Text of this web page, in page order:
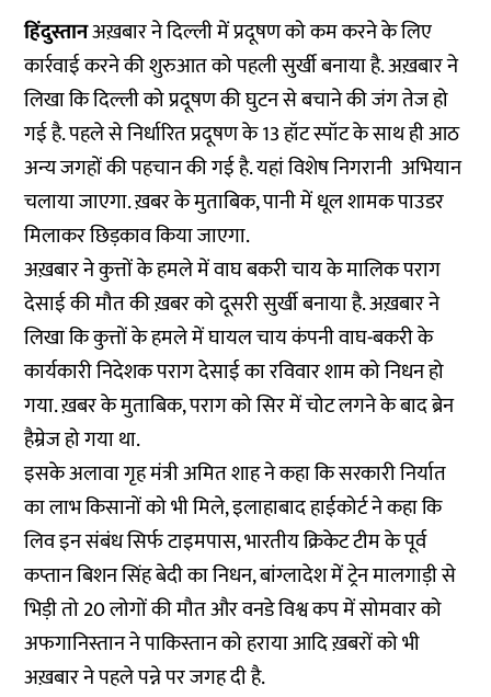
हिंदुस्तानअख़बार ने दिल्ली में प्रदूषण को कम करने के लिए
कार्रवाई करने की शुरुआत को पहली सुर्खी बनाया है. अख़बार ने
लिखा कि दिल्ली को प्रदूषण की घुटन से बचाने की जंग तेज हो
गई है. पहले से निर्धारित प्रदूषण के 13 हॉट स्पॉट के साथ ही आठ
अन्य जगहों की पहचान की गई है. यहां विशेष निगरानी अभियान
चलाया जाएगा. ख़बर के मुताबिक, पानी में धूल शामक पाउडर
मिलाकर छिड़काव किया जाएगा.
अख़बार ने कुत्तों के हमले में वाघ बकरी चाय के मालिक पराग
देसाई की मौत की ख़बर को दूसरी सुर्खी बनाया है. अख़बार ने
लिखा कि कुत्तों के हमले में घायल चाय कंपनी वाघ-बकरी के
कार्यकारी निदेशक पराग देसाई का रविवार शाम को निधन हो
गया. ख़बर के मुताबिक, पराग को सिर में चोट लगने के बाद ब्रेन
हैम्रेज हो गया था.
इसके अलावा गृह मंत्री अमित शाह ने कहा कि सरकारी निर्यात
का लाभ किसानों को भी मिले, इलाहाबाद हाईकोर्ट ने कहा कि
लिव इन संबंध सिर्फ टाइमपास, भारतीय क्रिकेट टीम के पूर्व
कप्तान बिशन सिंह बेदी का निधन, बांग्लादेश में ट्रेन मालगाड़ी से
भिड़ी तो 20 लोगों की मौत और वनडे विश्व कप में सोमवार को
अफगानिस्तान ने पाकिस्तान को हराया आदि ख़बरों को भी
अख़बार ने पहले पन्ने पर जगह दी है.